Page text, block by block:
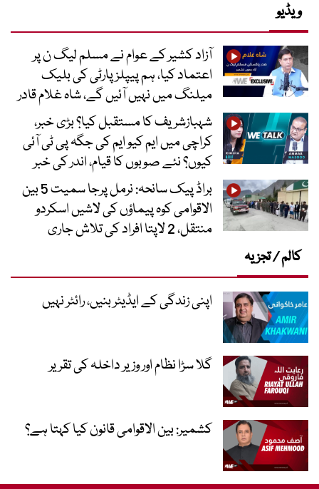
ویڈیو
آزاد کشیر کے عوام نے مسلم لیگ ن پر
اعتماد کیا، ہم پیپلز پارٹی کی بلیک
میلنگ میں نہیں آئیں گے، شاہ غلام قادر
شہبازشریف کا مستقبل کیا؟ بڑی خبر،
کراچی میں ایم کیو ایم کی جگہ پی ٹی آئی
کیوں؟ نئے صوبوں کا قیام، اندر کی خبر
براڈ پیک سانحہ: نرمل پرجا سمیت 5 بین
الاقوامی کوہ پیماؤں کی لاشیں اسکردو
منتقل، 2 لاپتا افراد کی تلاش جاری
کالم / تجزیہ
اپنی زندگی کے ایڈیٹر بنیں، رائٹر نہیں
گلا سڑا نظام اور وزیر داخلہ کی تقریر
کشمیر: بین الاقوامی قانون کیا کہتا ہے؟